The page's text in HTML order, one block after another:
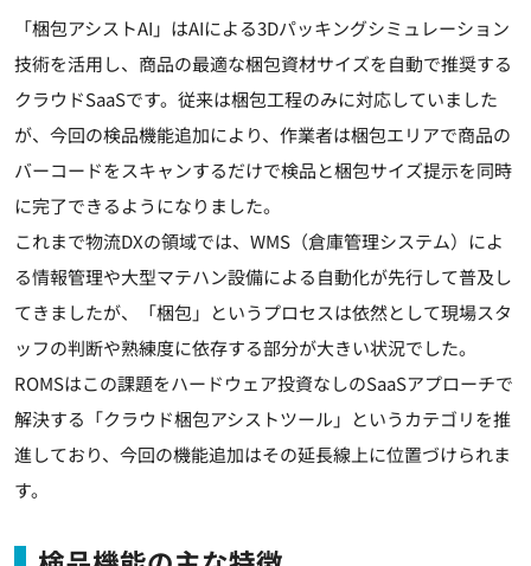
「梱包アシストAI」はAIによる3Dパッキングシミュレーション
技術を活用し、商品の最適な梱包資材サイズを自動で推奨する
クラウドSaaSです。従来は梱包工程のみに対応していました
が、今回の検品機能追加により、作業者は梱包エリアで商品の
バーコードをスキャンするだけで検品と梱包サイズ提示を同時
に完了できるようになりました。
これまで物流DXの領域では、WMS（倉庫管理システム）によ
る情報管理や大型マテハン設備による自動化が先行して普及し
てきましたが、「梱包」というプロセスは依然として現場スタ
ッフの判断や熟練度に依存する部分が大きい状況でした。
ROMSはこの課題をハードウェア投資なしのSaaSアプローチで
解決する「クラウド梱包アシストツール」というカテゴリを推
進しており、今回の機能追加はその延長線上に位置づけられま
す。